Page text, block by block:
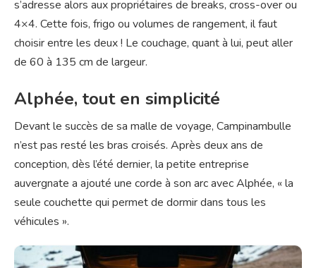
s’adresse alors aux propriétaires de breaks, cross-over ou
4×4. Cette fois, frigo ou volumes de rangement, il faut
choisir entre les deux ! Le couchage, quant à lui, peut aller
de 60 à 135 cm de largeur.
Alphée, tout en simplicité
Devant le succès de sa malle de voyage, Campinambulle
n’est pas resté les bras croisés. Après deux ans de
conception, dès l’été dernier, la petite entreprise
auvergnate a ajouté une corde à son arc avec Alphée, « la
seule couchette qui permet de dormir dans tous les
véhicules ».